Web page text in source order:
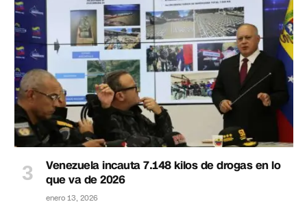
Venezuela incauta 7.148 kilos de drogas en lo
que va de 2026
enero 13, 2026